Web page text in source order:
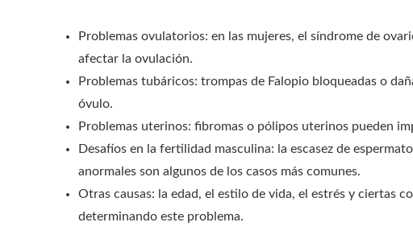
Problemas ovulatorios: en las mujeres, el síndrome de
afectar la ovulación.
Problemas tubáricos: trompas de Falopio bloqueadas o
óvulo.
Problemas uterinos: fibromas o pólipos uterinos pueden
Desafíos en la fertilidad masculina: la escasez de
anormales son algunos de los casos más comunes.
Otras causas: la edad, el estilo de vida, el estrés y ciertas
determinando este problema.